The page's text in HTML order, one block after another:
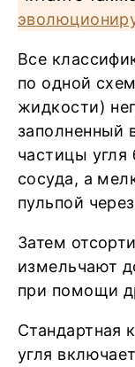
Все
по одной
жидкости)
заполненный
частицы
сосуда, а
пульпой
Затем
измельчают
при помощи
Стандартная
угля